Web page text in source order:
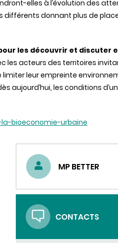
elles à l’évolution des
différents donnant plus de
les découvrir et discuter
les acteurs des territoires
leur empreinte
aujourd’hui, les conditions
bioeconomie-urbaine
MP BETTER
CONTACTS